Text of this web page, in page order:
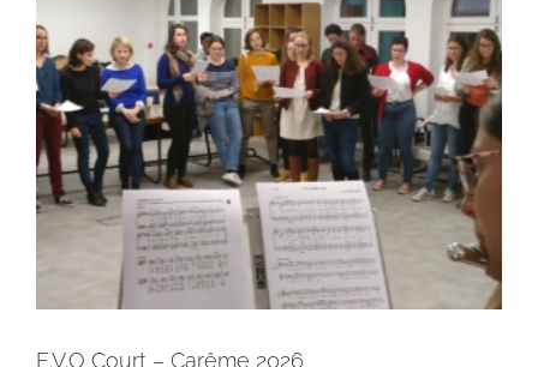
E.V.O Court – Carême 2026